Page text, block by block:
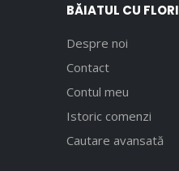
BĂIATUL CU FLORI
Despre noi
Contact
Contul meu
Istoric comenzi
Cautare avansată